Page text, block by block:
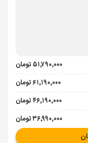
۵۱٬۷۹۰٬۰۰۰ تومان
۶۱٬۱۹۰٬۰۰۰ تومان
۴۶٬۱۹۰٬۰۰۰ تومان
۳۶٬۹۹۰٬۰۰۰ تومان